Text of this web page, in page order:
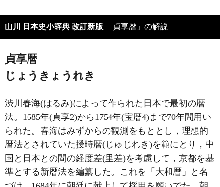
山川 日本史小辞典 改訂新版 「貞享暦」の解説
貞享暦
じょうきょうれき
渋川春海(はるみ)によって作られた日本で最初の暦
法。1685年(貞享2)から1754年(宝暦4)まで70年間用い
られた。春海はみずからの観測をもととし，理想的
暦法とされていた授時暦(じゅじれき)を範にとり，中
国と日本との間の経度差(里差)を考慮して，京都を基
準とする新暦法を編纂した。これを「大和暦」と名